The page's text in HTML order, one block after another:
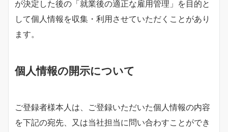
が決定した後の「就業後の適正な雇用管理」を目的と
して個人情報を収集・利用させていただくことがあり
ます。
個人情報の開示について
ご登録者様本人は、ご登録いただいた個人情報の内容
を下記の宛先、又は当社担当に問い合わすことができ